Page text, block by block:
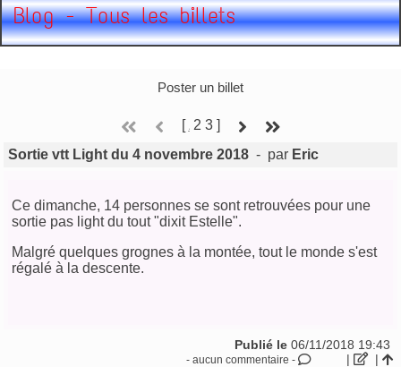
Blog - Tous les billets
Poster un billet
[ 2 3]
Sortie vtt Light du 4 novembre 2018 - par Eric
Ce dimanche, 14 personnes se sont retrouvées pour une
sortie pas light du tout "dixit Estelle".
Malgré quelques grognes à la montée, tout le monde s'est
régalé à la descente.
Publié le 06/11/2018 19:43
- aucun commentaire - | |